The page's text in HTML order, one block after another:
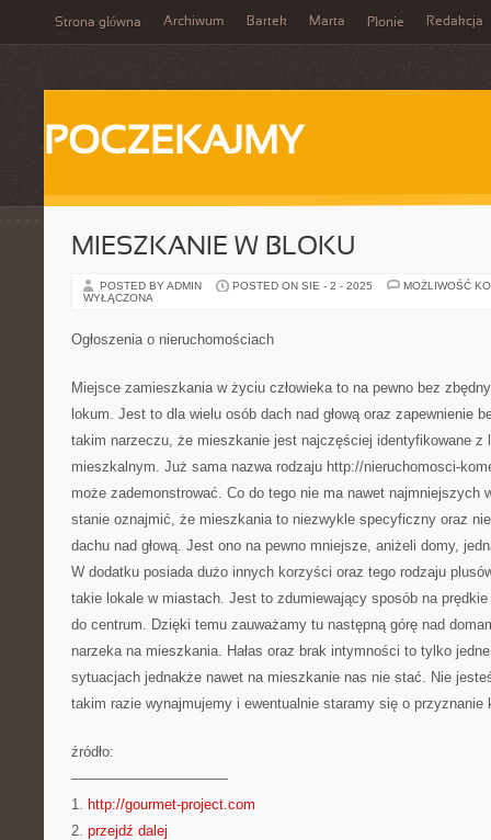
Strona główna Archiwum Bartek Marta Płonie Redakcja
POCZEKAJMY
MIESZKANIE W BLOKU
POSTED BY ADMIN POSTED ON SIE - 2 - 2025
MOŻLIWOŚĆ
WYŁĄCZONA
Ogłoszenia o nieruchomościach
Miejsce zamieszkania w życiu człowieka to na pewno bez
lokum. Jest to dla wielu osób dach nad głową oraz zapewnienie
takim narzeczu, że mieszkanie jest najczęściej identyfikowane z
mieszkalnym. Już sama nazwa rodzaju http://nieruchomosci-
może zademonstrować. Co do tego nie ma nawet najmniejszych
stanie oznajmić, że mieszkania to niezwykle specyficzny oraz
dachu nad głową. Jest ono na pewno mniejsze, aniżeli domy,
W dodatku posiada dużo innych korzyści oraz tego rodzaju
takie lokale w miastach. Jest to zdumiewający sposób na
do centrum. Dzięki temu zauważamy tu następną górę nad
narzeka na mieszkania. Hałas oraz brak intymności to tylko
sytuacjach jednakże nawet na mieszkanie nas nie stać. Nie
takim razie wynajmujemy i ewentualnie staramy się o przyznanie
źródło:
———————————
1. http://gourmet-project.com
2. przejdź dalej